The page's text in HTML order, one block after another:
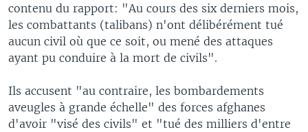
contenu du rapport: "Au cours des six derniers mois,
les combattants (talibans) n'ont délibérément tué
aucun civil où que ce soit, ou mené des attaques
ayant pu conduire à la mort de civils".
Ils accusent "au contraire, les bombardements
aveugles à grande échelle" des forces afghanes
d'avoir "visé des civils" et "tué des milliers d'entre